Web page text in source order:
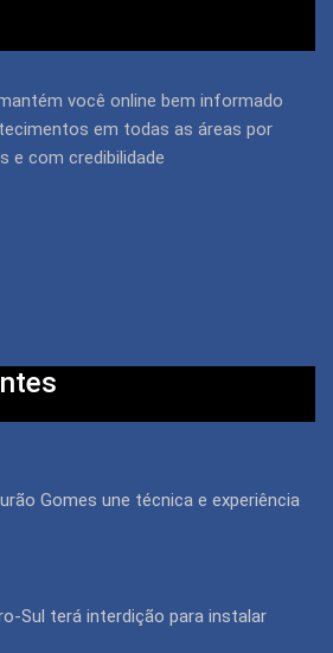
você online bem informado
em todas as áreas por
e com credibilidade
Gomes une técnica e experiência
Sul terá interdição para instalar